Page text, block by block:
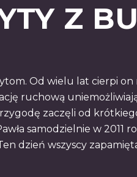
Z
Od wielu lat cierpi
ruchową
zaczęli od
samodzielnie w 2011
dzień wszyscy